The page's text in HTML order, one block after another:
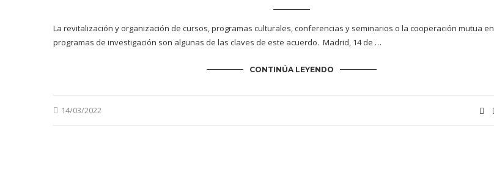
La revitalización y organización de cursos, programas culturales, conferencias y seminarios o la cooperación mutua en
programas de investigación son algunas de las claves de este acuerdo. Madrid, 14 de …
CONTINÚA LEYENDO
14/03/2022